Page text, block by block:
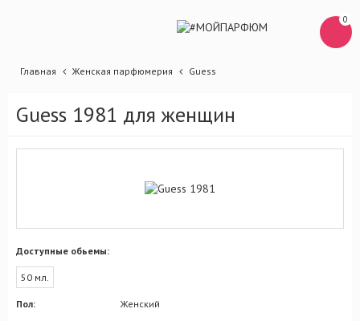
0
Главная Женская парфюмерия Guess
Guess 1981 для женщин
Доступные обьемы:
50 мл.
Пол:
Женский